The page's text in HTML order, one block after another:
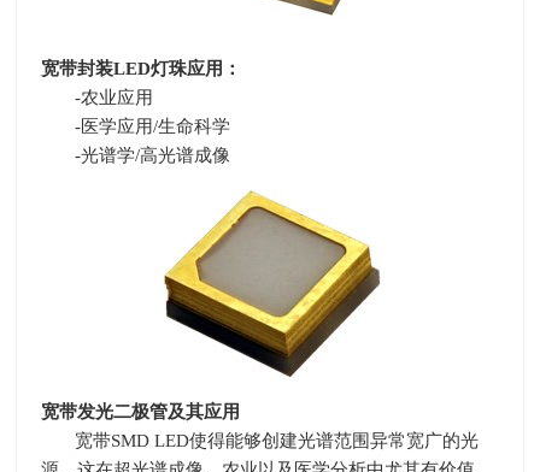
宽带封装LED灯珠应用：
-农业应用
-医学应用/生命科学
-光谱学/高光谱成像
宽带发光二极管及其应用
宽带SMD LED使得能够创建光谱范围异常宽广的光